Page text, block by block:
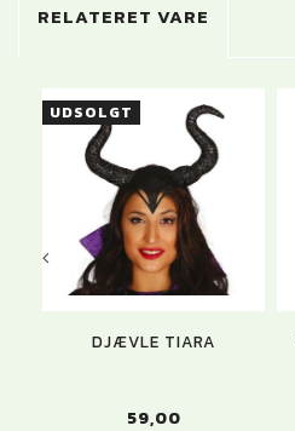
RELATERET VARE
UDSOLGT
DJÆVLE TIARA
59,00